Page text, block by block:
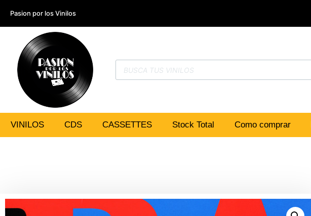
Pasion por los Vinilos
VINILOS CDS CASSETTES Stock Total Como comprar